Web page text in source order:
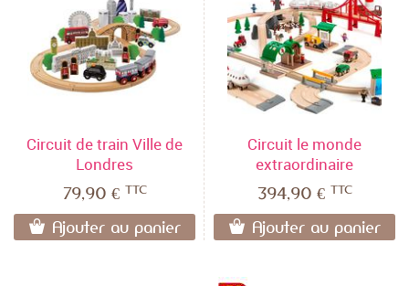
Circuit de train Ville de
Londres
79,90 € TTC
Ajouter au panier
Circuit le monde
extraordinaire
394,90 € TTC
Ajouter au panier